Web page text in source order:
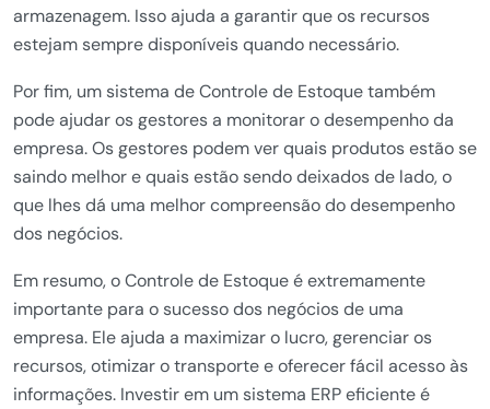
armazenagem. Isso ajuda a garantir que os recursos
estejam sempre disponíveis quando necessário.
Por fim, um sistema de Controle de Estoque também
pode ajudar os gestores a monitorar o desempenho da
empresa. Os gestores podem ver quais produtos estão se
saindo melhor e quais estão sendo deixados de lado, o
que lhes dá uma melhor compreensão do desempenho
dos negócios.
Em resumo, o Controle de Estoque é extremamente
importante para o sucesso dos negócios de uma
empresa. Ele ajuda a maximizar o lucro, gerenciar os
recursos, otimizar o transporte e oferecer fácil acesso às
informações. Investir em um sistema ERP eficiente é